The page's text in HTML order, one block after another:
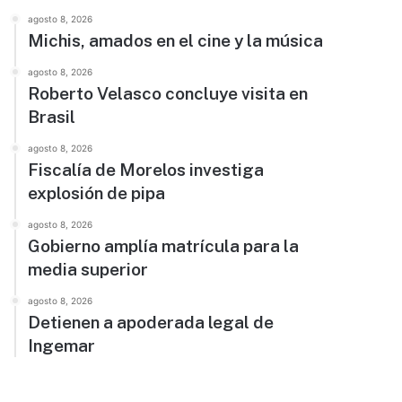
agosto 8, 2026
Michis, amados en el cine y la música
agosto 8, 2026
Roberto Velasco concluye visita en
Brasil
agosto 8, 2026
Fiscalía de Morelos investiga
explosión de pipa
agosto 8, 2026
Gobierno amplía matrícula para la
media superior
agosto 8, 2026
Detienen a apoderada legal de
Ingemar